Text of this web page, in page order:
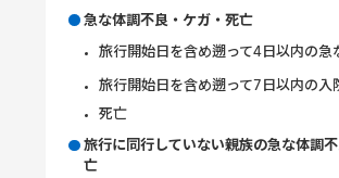
急な体調不良・ケガ・死亡
旅行開始日を含め遡って4日以内の急
旅行開始日を含め遡って7日以内の入
死亡
旅行に同行していない親族の急な体調
亡